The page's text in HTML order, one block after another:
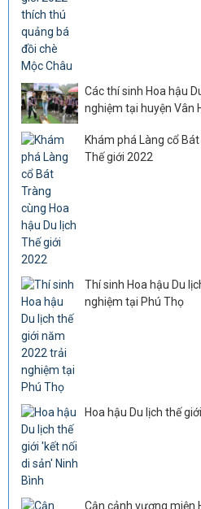
Các thí sinh Hoa hậu
nghiệm tại huyện Vân
Khám phá Làng cổ
Thế giới 2022
Thí sinh Hoa hậu Du
nghiệm tại Phú Thọ
Hoa hậu Du lịch thế
Cận cảnh vương miện